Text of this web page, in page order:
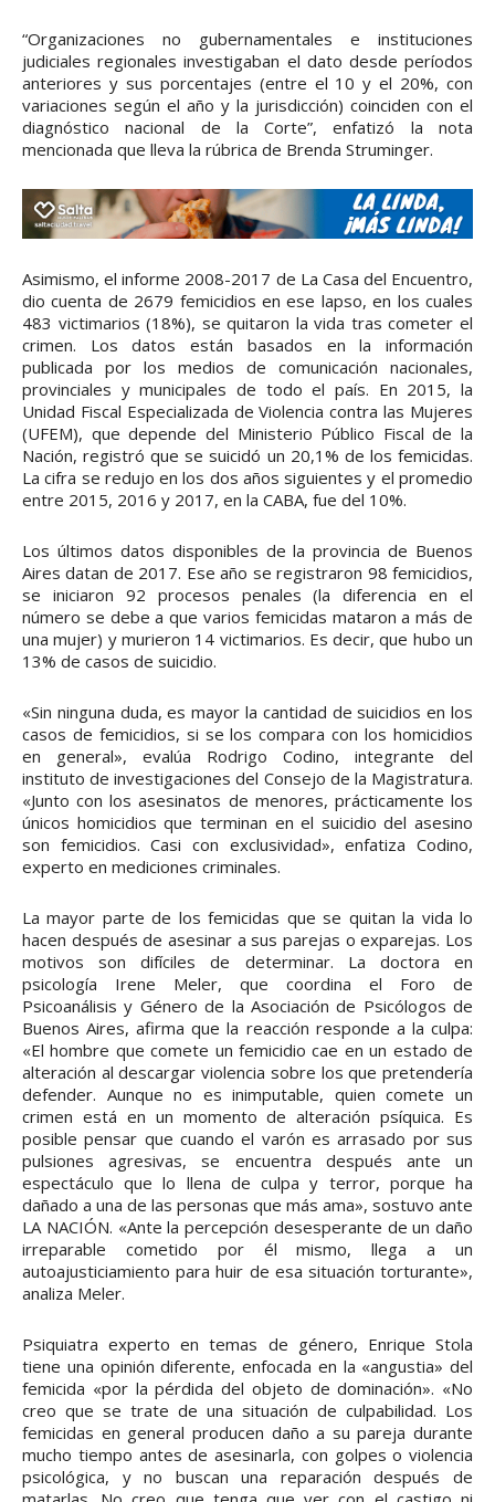
“Organizaciones no gubernamentales e instituciones
judiciales regionales investigaban el dato desde períodos
anteriores y sus porcentajes (entre el 10 y el 20%, con
variaciones según el año y la jurisdicción) coinciden con el
diagnóstico nacional de la Corte”, enfatizó la nota
mencionada que lleva la rúbrica de Brenda Struminger.
Asimismo, el informe 2008-2017 de La Casa del Encuentro,
dio cuenta de 2679 femicidios en ese lapso, en los cuales
483 victimarios (18%), se quitaron la vida tras cometer el
crimen. Los datos están basados en la información
publicada por los medios de comunicación nacionales,
provinciales y municipales de todo el país. En 2015, la
Unidad Fiscal Especializada de Violencia contra las Mujeres
(UFEM), que depende del Ministerio Público Fiscal de la
Nación, registró que se suicidó un 20,1% de los femicidas.
La cifra se redujo en los dos años siguientes y el promedio
entre 2015, 2016 y 2017, en la CABA, fue del 10%.
Los últimos datos disponibles de la provincia de Buenos
Aires datan de 2017. Ese año se registraron 98 femicidios,
se iniciaron 92 procesos penales (la diferencia en el
número se debe a que varios femicidas mataron a más de
una mujer) y murieron 14 victimarios. Es decir, que hubo un
13% de casos de suicidio.
«Sin ninguna duda, es mayor la cantidad de suicidios en los
casos de femicidios, si se los compara con los homicidios
en general», evalúa Rodrigo Codino, integrante del
instituto de investigaciones del Consejo de la Magistratura.
«Junto con los asesinatos de menores, prácticamente los
únicos homicidios que terminan en el suicidio del asesino
son femicidios. Casi con exclusividad», enfatiza Codino,
experto en mediciones criminales.
La mayor parte de los femicidas que se quitan la vida lo
hacen después de asesinar a sus parejas o exparejas. Los
motivos son difíciles de determinar. La doctora en
psicología Irene Meler, que coordina el Foro de
Psicoanálisis y Género de la Asociación de Psicólogos de
Buenos Aires, afirma que la reacción responde a la culpa:
«El hombre que comete un femicidio cae en un estado de
alteración al descargar violencia sobre los que pretendería
defender. Aunque no es inimputable, quien comete un
crimen está en un momento de alteración psíquica. Es
posible pensar que cuando el varón es arrasado por sus
pulsiones agresivas, se encuentra después ante un
espectáculo que lo llena de culpa y terror, porque ha
dañado a una de las personas que más ama», sostuvo ante
LA NACIÓN. «Ante la percepción desesperante de un daño
irreparable cometido por él mismo, llega a un
autoajusticiamiento para huir de esa situación torturante»,
analiza Meler.
Psiquiatra experto en temas de género, Enrique Stola
tiene una opinión diferente, enfocada en la «angustia» del
femicida «por la pérdida del objeto de dominación». «No
creo que se trate de una situación de culpabilidad. Los
femicidas en general producen daño a su pareja durante
mucho tiempo antes de asesinarla, con golpes o violencia
psicológica, y no buscan una reparación después de